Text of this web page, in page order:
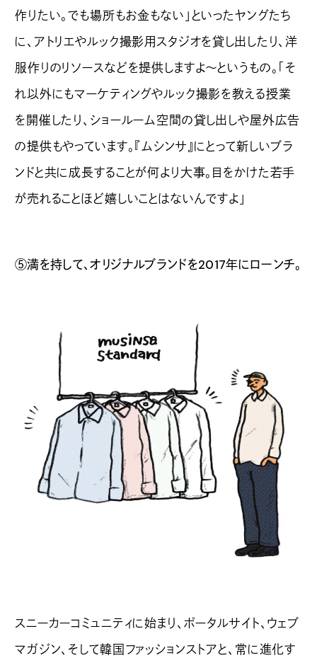
作りたい。でも場所もお金もない」といったヤングたち
に、アトリエやルック撮影用スタジオを貸し出したり、洋
服作りのリソースなどを提供しますよ〜というもの。「そ
れ以外にもマーケティングやルック撮影を教える授業
を開催したり、ショールーム空間の貸し出しや屋外広告
の提供もやっています。『ムシンサ』にとって新しいブラ
ンドと共に成長することが何より大事。目をかけた若手
が売れることほど嬉しいことはないんですよ」
⑤満を持して、オリジナルブランドを2017年にローンチ。
スニーカーコミュニティに始まり、ポータルサイト、ウェブ
マガジン、そして韓国ファッションストアと、常に進化す